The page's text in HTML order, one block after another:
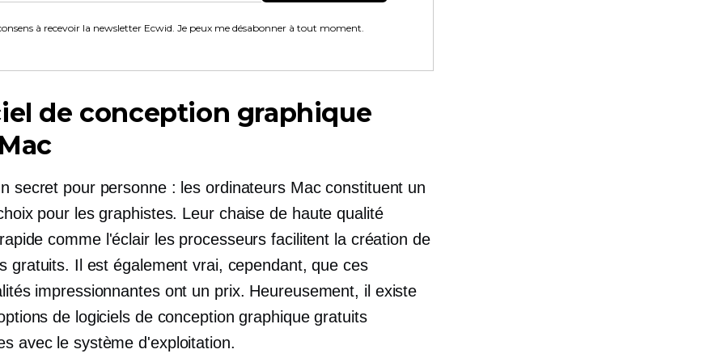
à recevoir la newsletter Ecwid. Je peux me désabonner à tout moment.
de conception graphique
secret pour personne : les ordinateurs Mac constituent un
pour les graphistes. Leur chaise de haute qualité
comme l'éclairles processeurs facilitent la création de
gratuits. Il est également vrai, cependant, que ces
impressionnantes ont un prix. Heureusement, il existe
de logiciels de conception graphique gratuits
avec le système d'exploitation.